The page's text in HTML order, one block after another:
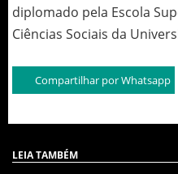
diplomado pela Escola
Ciências Sociais da
Compartilhar por Whatsapp
LEIA TAMBÉM